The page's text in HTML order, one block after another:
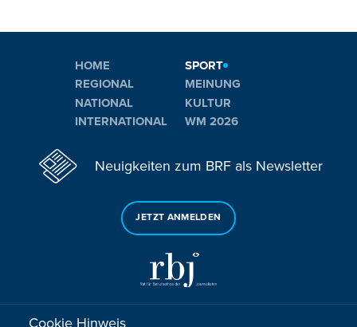
HOME
REGIONAL
NATIONAL
INTERNATIONAL
SPORT
MEINUNG
KULTUR
WM 2026
Neuigkeiten zum BRF als Newsletter
JETZT ANMELDEN
Cookie Hinweis